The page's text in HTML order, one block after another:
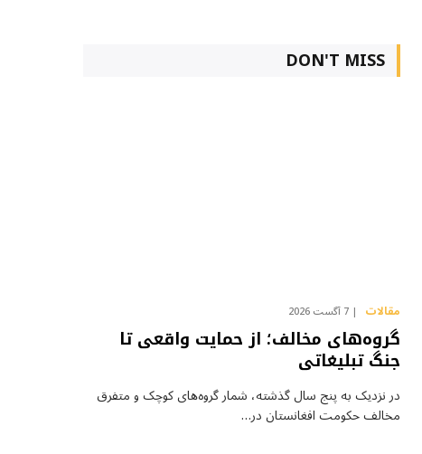
DON'T MISS
مقالات 7 آگست 2026
گروه‌های مخالف؛ از حمایت واقعی تا
جنگ تبلیغاتی
در نزدیک به پنج سال گذشته، شمار گروه‌های کوچک و متفرق
مخالف حکومت افغانستان در…